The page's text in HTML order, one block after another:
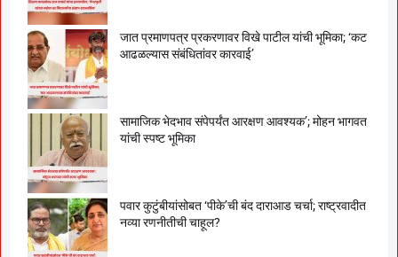
जात प्रमाणपत्र प्रकरणावर विखे पाटील यांची भूमिका; ‘कट
आढळल्यास संबंधितांवर कारवाई’
सामाजिक भेदभाव संपेपर्यंत आरक्षण आवश्यक’; मोहन भागवत
यांची स्पष्ट भूमिका
पवार कुटुंबीयांसोबत ‘पीके’ची बंद दाराआड चर्चा; राष्ट्रवादीत
नव्या रणनीतीची चाहूल?